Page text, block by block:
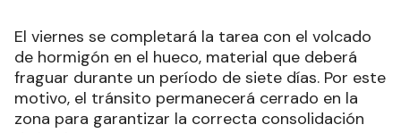
El viernes se completará la tarea con el volcado
de hormigón en el hueco, material que deberá
fraguar durante un período de siete días. Por este
motivo, el tránsito permanecerá cerrado en la
zona para garantizar la correcta consolidación